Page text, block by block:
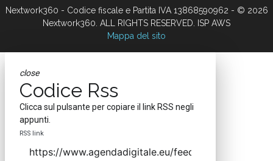
Nextwork360 - Codice fiscale e Partita IVA 13868590962 - © 2026
Nextwork360. ALL RIGHTS RESERVED. ISP AWS
Mappa del sito
close
Codice Rss
Clicca sul pulsante per copiare il link RSS negli
appunti.
RSS link